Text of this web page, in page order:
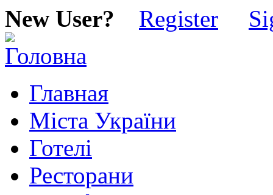
New User? Register
Главная
Міста України
Готелі
Ресторани